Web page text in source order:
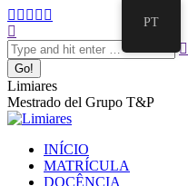
Pular
para
o
conteúdo
Facebook
opens
in
new
window
Twitter
opens
in
new
window
Mail
opens
in
new
window
Instagram
opens
in
window
opens
in
window
Search:
Limiares
Mestrado del Grupo T&P
INÍCIO
MATRÍCULA
DOCÊNCIA
PT